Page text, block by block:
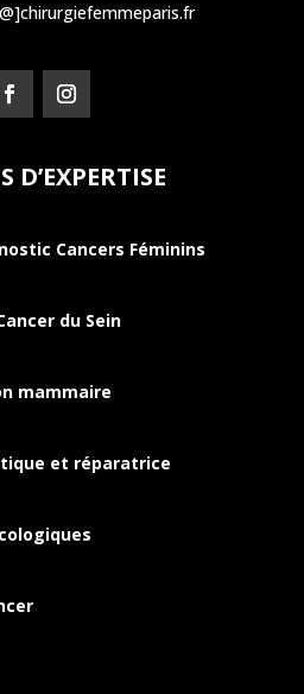
D’EXPERTISE
Cancers Féminins
du Sein
mammaire
et réparatrice